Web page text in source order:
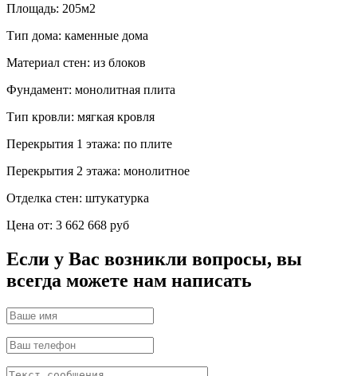
Площадь: 205м2
Тип дома: каменные дома
Материал стен: из блоков
Фундамент: монолитная плита
Тип кровли: мягкая кровля
Перекрытия 1 этажа: по плите
Перекрытия 2 этажа: монолитное
Отделка стен: штукатурка
Цена от: 3 662 668 руб
Если у Вас возникли вопросы, вы
всегда можете нам написать